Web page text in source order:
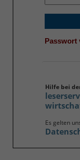
Passwort
Hilfe bei
Es gelten